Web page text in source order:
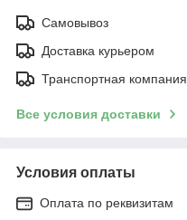
Самовывоз
Доставка курьером
Транспортная компания
Все условия доставки
Условия оплаты
Оплата по реквизитам